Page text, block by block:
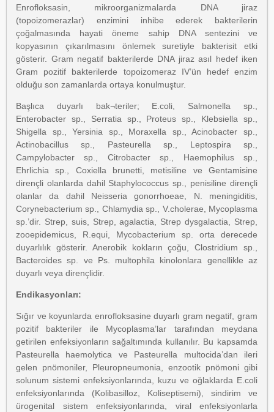
Enrofloksasin, mikroorganizmalarda DNA jiraz
(topoizomerazlar) enzimini inhibe ederek bakterilerin
çoğalmasında hayati öneme sahip DNA sentezini ve
kopyasının çıkarılmasını önlemek suretiyle bakterisit etki
gösterir. Gram negatif bakterilerde DNA jiraz asıl hedef iken
Gram pozitif bakterilerde topoizomeraz IV’ün hedef enzim
olduğu son zamanlarda ortaya konulmuştur.
Başlıca duyarlı bak¬teriler; E.coli, Salmonella sp.,
Enterobacter sp., Serratia sp., Proteus sp., Klebsiella sp.,
Shigella sp., Yersinia sp., Moraxella sp., Acinobacter sp.,
Actinobacillus sp., Pasteurella sp., Leptospira sp.,
Campylobacter sp., Citrobacter sp., Haemophilus sp.,
Ehrlichia sp., Coxiella brunetti, metisiline ve Gentamisine
dirençli olanlarda dahil Staphylococcus sp., penisiline dirençli
olanlar da dahil Neisseria gonorrhoeae, N. meningiditis,
Corynebacterium sp., Chlamydia sp., V.cholerae, Mycoplasma
sp.’dir. Strep, suis, Strep, agalactia, Strep dysgalactia, Strep,
zooepidemicus, R.equi, Mycobacterium sp. orta derecede
duyarlılık gösterir. Anerobik kokların çoğu, Clostridium sp.,
Bacteroides sp. ve Ps. multophila kinolonlara genellikle az
duyarlı veya dirençlidir.
Endikasyonları:
Sığır ve koyunlarda enrofloksasine duyarlı gram negatif, gram
pozitif bakteriler ile Mycoplasma’lar tarafından meydana
getirilen enfeksiyonların sağaltımında kullanılır. Bu kapsamda
Pasteurella haemolytica ve Pasteurella multocida’dan ileri
gelen pnömoniler, Pleuropneumonia, enzootik pnömoni gibi
solunum sistemi enfeksiyonlarında, kuzu ve oğlaklarda E.coli
enfeksiyonlarında (Kolibasilloz, Koliseptisemi), sindirim ve
ürogenital sistem enfeksiyonlarında, viral enfeksiyonlarla